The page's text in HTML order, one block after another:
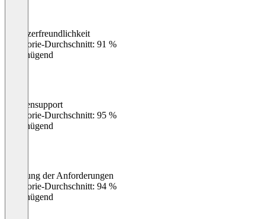
Benutzerfreundlichkeit
Kategorie-Durchschnitt: 91 %
Ungenügend
Kundensupport
Kategorie-Durchschnitt: 95 %
Ungenügend
Erfüllung der Anforderungen
Kategorie-Durchschnitt: 94 %
Ungenügend